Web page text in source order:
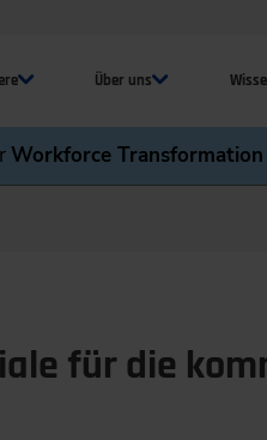
Über uns
Workforce Transformation
für die